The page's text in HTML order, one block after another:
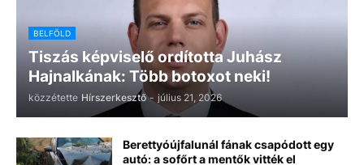
BELFÖLD
Tiszás képviselő ordította Juhász
Hajnalkának: Több botoxot neki!
közzétette Hírszerkesztő - július 21, 2026
Berettyóújfalunál fának csapódott egy
autó: a sofőrt a mentők vitték el